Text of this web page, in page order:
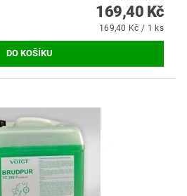
169,40 Kč
169,40 Kč / 1 ks